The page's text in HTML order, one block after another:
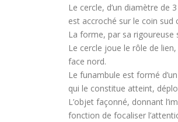
Le cercle, d’un diamètre de
est accroché sur le coin sud
La forme, par sa rigoureuse
Le cercle joue le rôle de
face nord.
Le funambule est formé
qui le constitue atteint,
L’objet façonné, donnant
fonction de focaliser